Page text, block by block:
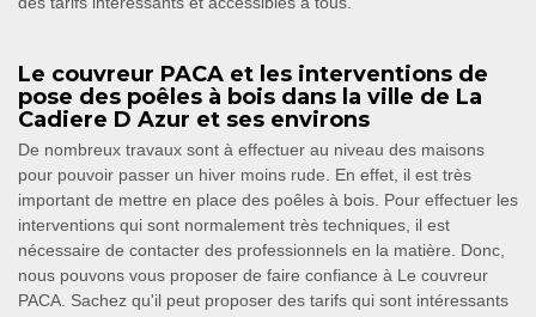
Le couvreur PACA et les interventions de
pose des poêles à bois dans la ville de La
Cadiere D Azur et ses environs
De nombreux travaux sont à effectuer au niveau des maisons
pour pouvoir passer un hiver moins rude. En effet, il est très
important de mettre en place des poêles à bois. Pour effectuer les
interventions qui sont normalement très techniques, il est
nécessaire de contacter des professionnels en la matière. Donc,
nous pouvons vous proposer de faire confiance à Le couvreur
PACA. Sachez qu'il peut proposer des tarifs qui sont intéressants